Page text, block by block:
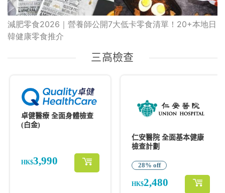
減肥零食2026｜營養師公開7大低卡零食清單！20+本地日
韓健康零食推介